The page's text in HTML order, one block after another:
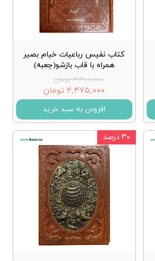
کتاب نفیس رباعیات خیام بصیر
همراه با قاب بازشو(جعبه)
۳,۳۰۰,۰۰۰ تومان
۲,۴۷۵,۰۰۰ تومان
افزودن به سبد خرید
۳۰ درصد